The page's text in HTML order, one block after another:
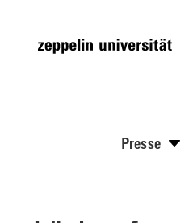
Presse